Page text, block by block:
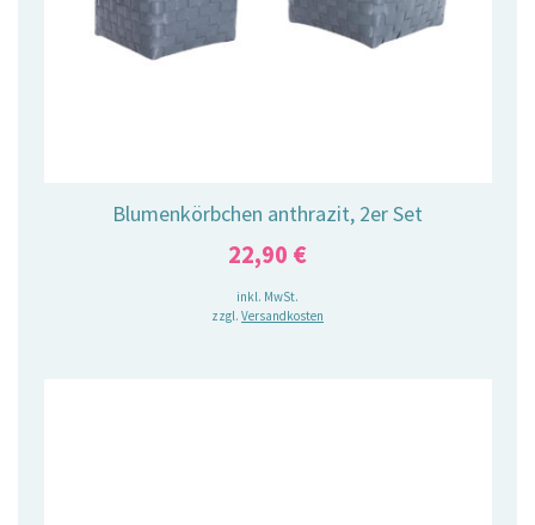
Blumenkörbchen anthrazit, 2er Set
22,90 €
inkl. MwSt.
zzgl. Versandkosten